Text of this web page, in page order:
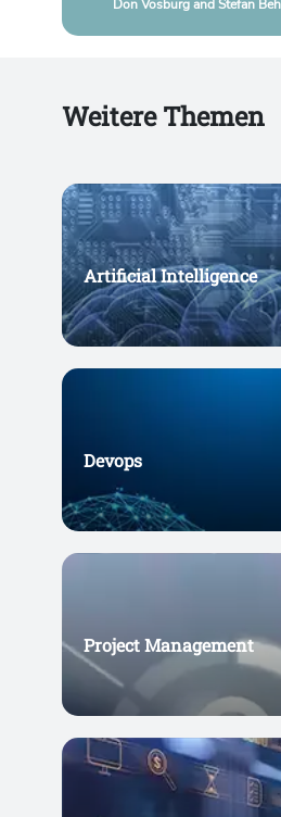
Don Vosburg and Stefan
Weitere Themen
Artificial Intelligence
Devops
Project Management